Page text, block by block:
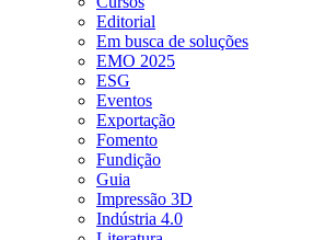
Editorial
Em busca de soluções
EMO 2025
ESG
Eventos
Exportação
Fomento
Fundição
Guia
Impressão 3D
Indústria 4.0